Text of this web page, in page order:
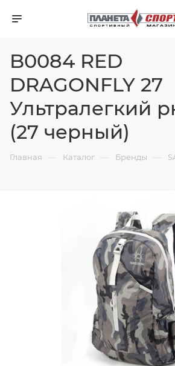
B0084 RED
DRAGONFLY 27
Ультралегкий
(27 черный)
Главная — Каталог — Бренды —